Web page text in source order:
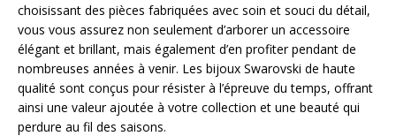
choisissant des pièces fabriquées avec soin et souci du détail,
vous vous assurez non seulement d’arborer un accessoire
élégant et brillant, mais également d’en profiter pendant de
nombreuses années à venir. Les bijoux Swarovski de haute
qualité sont conçus pour résister à l’épreuve du temps, offrant
ainsi une valeur ajoutée à votre collection et une beauté qui
perdure au fil des saisons.